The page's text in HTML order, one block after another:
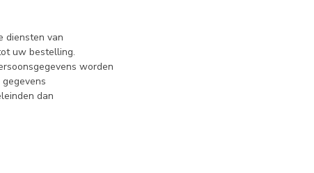
diensten van
uw bestelling.
worden
dan